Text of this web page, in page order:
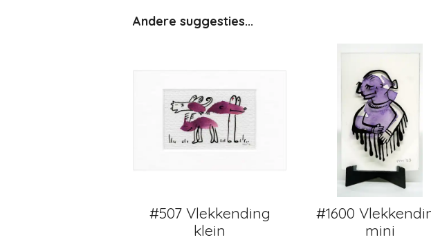
Andere suggesties...
#507 Vlekkending
klein
#1600
mini